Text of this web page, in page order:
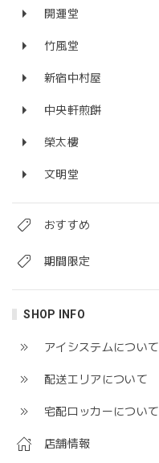
開運堂
竹風堂
新宿中村屋
中央軒煎餅
榮太樓
文明堂
おすすめ
期間限定
SHOP INFO
アイシステムについて
配送エリアについて
宅配ロッカーについて
店舗情報